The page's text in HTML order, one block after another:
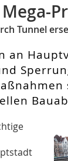
Tunnel
an